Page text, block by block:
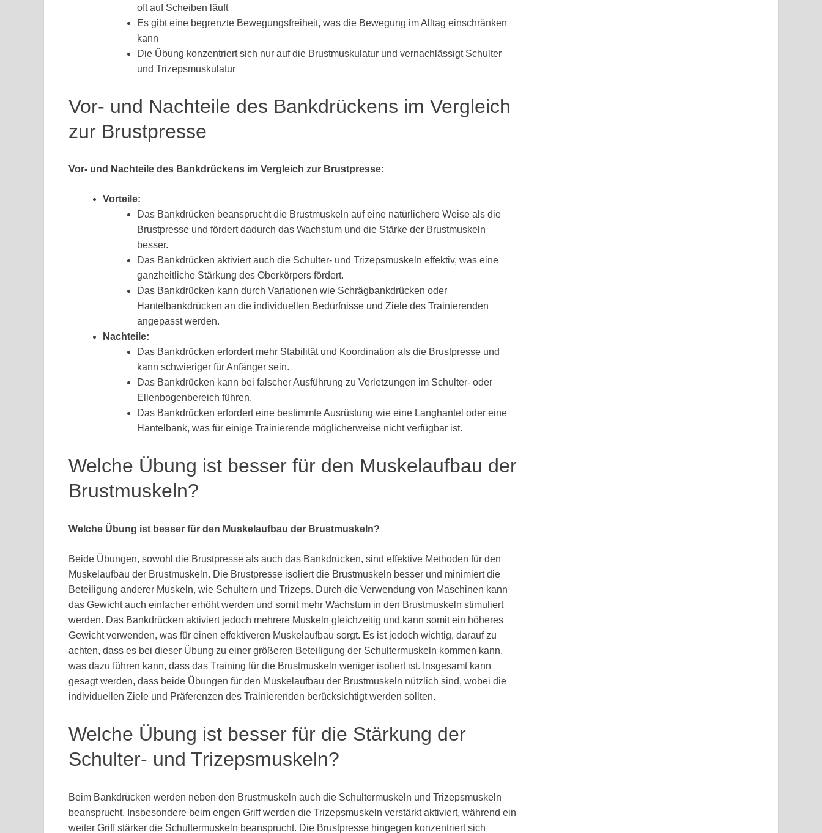
oft auf Scheiben läuft
Es gibt eine begrenzte Bewegungsfreiheit, was die Bewegung im Alltag einschränken
kann
Die Übung konzentriert sich nur auf die Brustmuskulatur und vernachlässigt Schulter
und Trizepsmuskulatur
Vor- und Nachteile des Bankdrückens im Vergleich
zur Brustpresse
Vor- und Nachteile des Bankdrückens im Vergleich zur Brustpresse:
Vorteile:
Das Bankdrücken beansprucht die Brustmuskeln auf eine natürlichere Weise als die
Brustpresse und fördert dadurch das Wachstum und die Stärke der Brustmuskeln
besser.
Das Bankdrücken aktiviert auch die Schulter- und Trizepsmuskeln effektiv, was eine
ganzheitliche Stärkung des Oberkörpers fördert.
Das Bankdrücken kann durch Variationen wie Schrägbankdrücken oder
Hantelbankdrücken an die individuellen Bedürfnisse und Ziele des Trainierenden
angepasst werden.
Nachteile:
Das Bankdrücken erfordert mehr Stabilität und Koordination als die Brustpresse und
kann schwieriger für Anfänger sein.
Das Bankdrücken kann bei falscher Ausführung zu Verletzungen im Schulter- oder
Ellenbogenbereich führen.
Das Bankdrücken erfordert eine bestimmte Ausrüstung wie eine Langhantel oder eine
Hantelbank, was für einige Trainierende möglicherweise nicht verfügbar ist.
Welche Übung ist besser für den Muskelaufbau der
Brustmuskeln?
Welche Übung ist besser für den Muskelaufbau der Brustmuskeln?
Beide Übungen, sowohl die Brustpresse als auch das Bankdrücken, sind effektive Methoden für den
Muskelaufbau der Brustmuskeln. Die Brustpresse isoliert die Brustmuskeln besser und minimiert die
Beteiligung anderer Muskeln, wie Schultern und Trizeps. Durch die Verwendung von Maschinen kann
das Gewicht auch einfacher erhöht werden und somit mehr Wachstum in den Brustmuskeln stimuliert
werden. Das Bankdrücken aktiviert jedoch mehrere Muskeln gleichzeitig und kann somit ein höheres
Gewicht verwenden, was für einen effektiveren Muskelaufbau sorgt. Es ist jedoch wichtig, darauf zu
achten, dass es bei dieser Übung zu einer größeren Beteiligung der Schultermuskeln kommen kann,
was dazu führen kann, dass das Training für die Brustmuskeln weniger isoliert ist. Insgesamt kann
gesagt werden, dass beide Übungen für den Muskelaufbau der Brustmuskeln nützlich sind, wobei die
individuellen Ziele und Präferenzen des Trainierenden berücksichtigt werden sollten.
Welche Übung ist besser für die Stärkung der
Schulter- und Trizepsmuskeln?
Beim Bankdrücken werden neben den Brustmuskeln auch die Schultermuskeln und Trizepsmuskeln
beansprucht. Insbesondere beim engen Griff werden die Trizepsmuskeln verstärkt aktiviert, während ein
weiter Griff stärker die Schultermuskeln beansprucht. Die Brustpresse hingegen konzentriert sich